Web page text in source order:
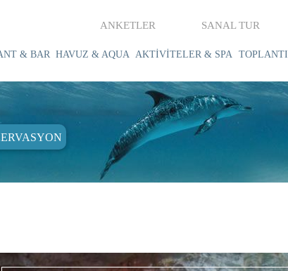
ANKETLER SANAL TUR
& BAR HAVUZ & AQUA AKTİVİTELER & SPA TOPLANTI